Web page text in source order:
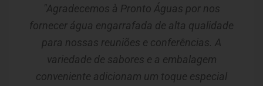
"Agradecemos à Pronto Águas por nos
fornecer água engarrafada de alta qualidade
para nossas reuniões e conferências. A
variedade de sabores e a embalagem
conveniente adicionam um toque especial